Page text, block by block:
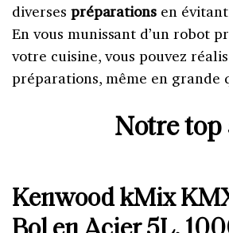
diverses préparations en
En vous munissant d’un robot
votre cuisine, vous pouvez
préparations, même en grande
Notre top
Kenwood kMix